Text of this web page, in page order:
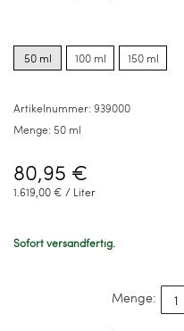
options
for50 ml
options
for
100 ml
options
for
150 ml
Artikelnummer: 939000
Menge: 50 ml
80,95 €
1.619,00 € / Liter
Sofort versandfertig.
Menge: